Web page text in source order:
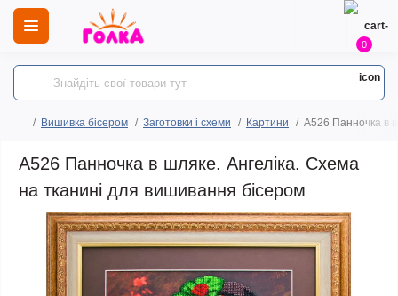
0
Вишивка бісером Заготовки і схеми Картини A526 Панночка в
A526 Панночка в шляке. Ангеліка. Схема
на тканині для вишивання бісером